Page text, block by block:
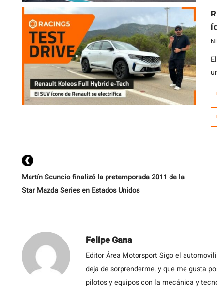
Martín Scuncio finalizó la pretemporada 2011 de la
Star Mazda Series en Estados Unidos
Felipe Gana
Editor Área Motorsport Sigo el
deja de sorprenderme, y que me gusta
pilotos y equipos con la mecánica y